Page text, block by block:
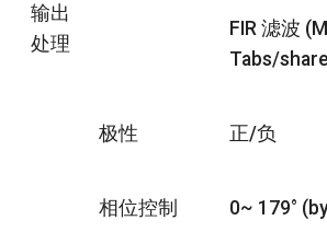
输出
处理
FIR 滤波
Tabs/
极性 正/负
相位控制 0~ 179°